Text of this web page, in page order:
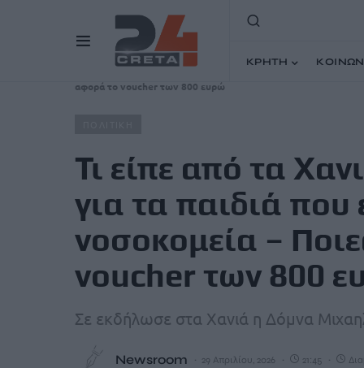
ΚΡΗΤΗ
αφορά το voucher των 800 ευρώ
Τι είπε από τα
για τα παιδιά που
νοσοκομεία –
voucher των 800
Σε εκδήλωσε στα Χανιά η Δόμνα
Newsroom 29 Απριλίου, 2026 21:45